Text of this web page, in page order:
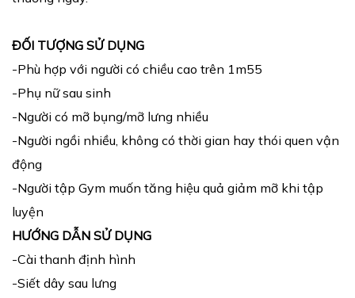
ĐỐI TƯỢNG SỬ DỤNG
-Phù hợp với người có chiều cao trên 1m55
-Phụ nữ sau sinh
-Người có mỡ bụng/mỡ lưng nhiều
-Người ngồi nhiều, không có thời gian hay thói quen vận
động
-Người tập Gym muốn tăng hiệu quả giảm mỡ khi tập
luyện
HƯỚNG DẪN SỬ DỤNG
-Cài thanh định hình
-Siết dây sau lưng